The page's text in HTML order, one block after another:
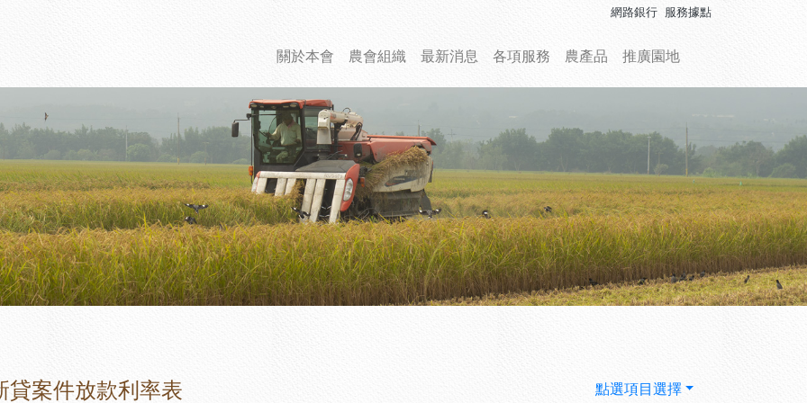
網路銀行 服務據點
關於本會 農會組織 最新消息 各項服務 農產品 推廣園地
貸案件放款利率表 點選項目選擇